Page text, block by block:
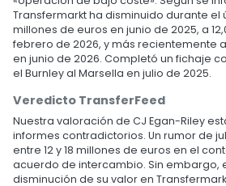
Transfermarkt ha disminuido durante el
millones de euros en junio de 2025, a
febrero de 2026, y más recientemente
en junio de 2026. Completó un fichaje
el Burnley al Marsella en julio de 2025.
Veredicto TransferFeed
Nuestra valoración de CJ Egan-Riley
informes contradictorios. Un rumor de
entre 12 y 18 millones de euros en el
acuerdo de intercambio. Sin embargo,
disminución de su valor en